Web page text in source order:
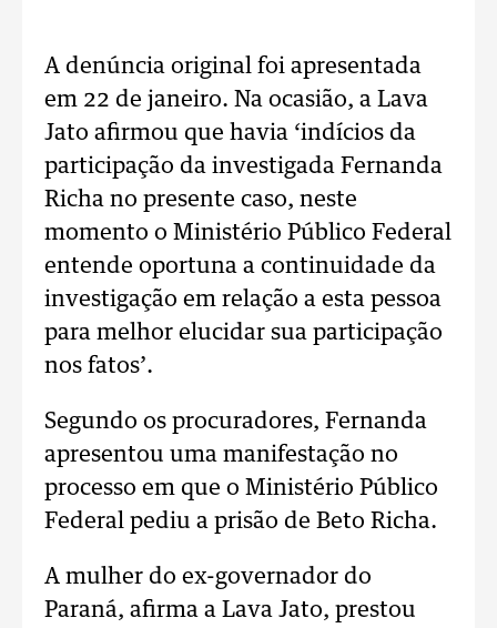
A denúncia original foi apresentada
em 22 de janeiro. Na ocasião, a Lava
Jato afirmou que havia ‘indícios da
participação da investigada Fernanda
Richa no presente caso, neste
momento o Ministério Público Federal
entende oportuna a continuidade da
investigação em relação a esta pessoa
para melhor elucidar sua participação
nos fatos’.
Segundo os procuradores, Fernanda
apresentou uma manifestação no
processo em que o Ministério Público
Federal pediu a prisão de Beto Richa.
A mulher do ex-governador do
Paraná, afirma a Lava Jato, prestou